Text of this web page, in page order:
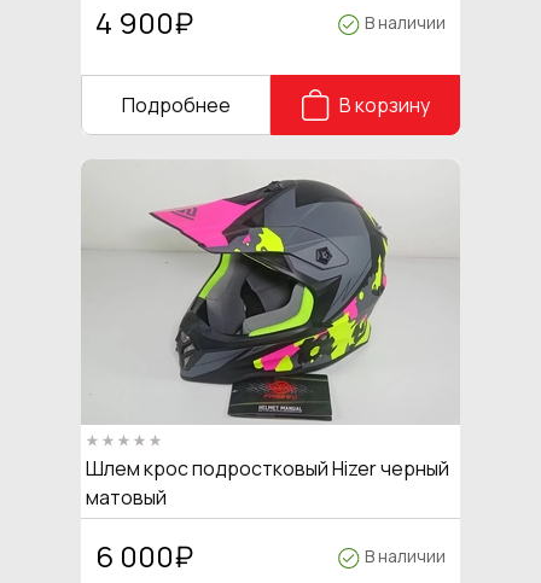
4 900₽ В наличии
Подробнее В корзину
Шлем крос подростковый Hizer черный
матовый
6 000₽ В наличии